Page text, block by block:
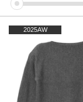
2025AW